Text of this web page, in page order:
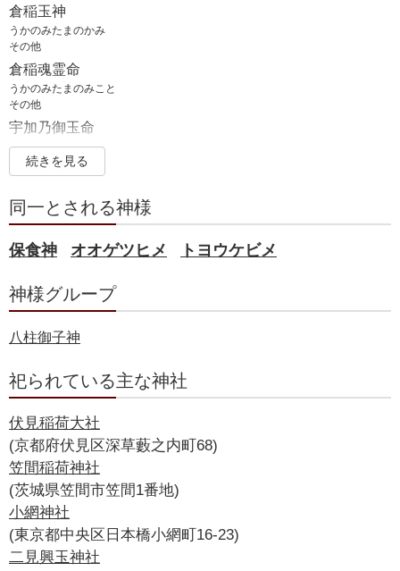
倉稲玉神
うかのみたまのかみ
その他
倉稲魂霊命
うかのみたまのみこと
その他
宇加乃御玉命
うかのみたまのみこと
その他
うかのみたまのみおやのみこと
その他
宇加之御霊神
宇加之御魂命
その他
うかのみたまのかみ
その他
宇加之魂命
うかのみたまのみこと
その他
宇加魂命
うかのみたまのみこと
その他
宇賀之御魂命
うかのみたまのみこと
続きを見る
同一とされる神様
保食神 オオゲツヒメ トヨウケビメ
神様グループ
八柱御子神
祀られている主な神社
伏見稲荷大社
(京都府伏見区深草藪之内町68)
笠間稲荷神社
(茨城県笠間市笠間1番地)
小網神社
(東京都中央区日本橋小網町16-23)
二見興玉神社